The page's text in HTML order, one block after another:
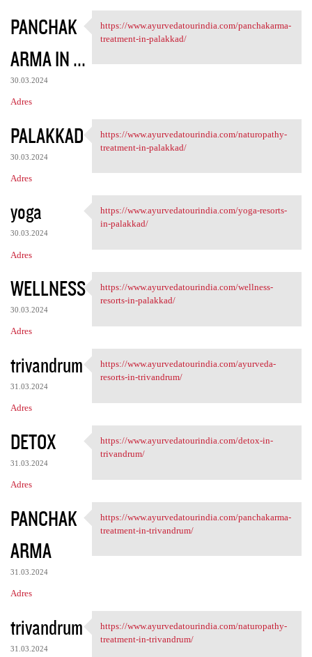
PANCHAK
ARMA IN ...
30.03.2024
Adres
https://www.ayurvedatourindia
https://www.ayurvedatourindia.com/panchakarma-
treatment-in-palakkad/
PALAKKAD
30.03.2024
Adres
https://www.ayurvedatourindia
https://www.ayurvedatourindia.com/naturopathy-
treatment-in-palakkad/
yoga
30.03.2024
Adres
https://www.ayurvedatourindia
https://www.ayurvedatourindia.com/yoga-resorts-
in-palakkad/
WELLNESS
30.03.2024
Adres
https://www.ayurvedatourindia
https://www.ayurvedatourindia.com/wellness-
resorts-in-palakkad/
trivandrum
31.03.2024
Adres
https://www.ayurvedatourindia
https://www.ayurvedatourindia.com/ayurveda-
resorts-in-trivandrum/
DETOX
31.03.2024
Adres
https://www.ayurvedatourindia
https://www.ayurvedatourindia.com/detox-in-
trivandrum/
PANCHAK
ARMA
31.03.2024
Adres
https://www.ayurvedatourindia
https://www.ayurvedatourindia.com/panchakarma-
treatment-in-trivandrum/
trivandrum
31.03.2024
https://www.ayurvedatourindia
https://www.ayurvedatourindia.com/naturopathy-
treatment-in-trivandrum/